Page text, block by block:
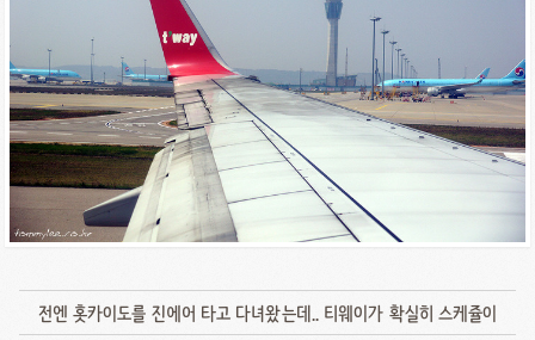
전엔 홋카이도를 진에어 타고 다녀왔는데.. 티웨이가 확실히 스케쥴이